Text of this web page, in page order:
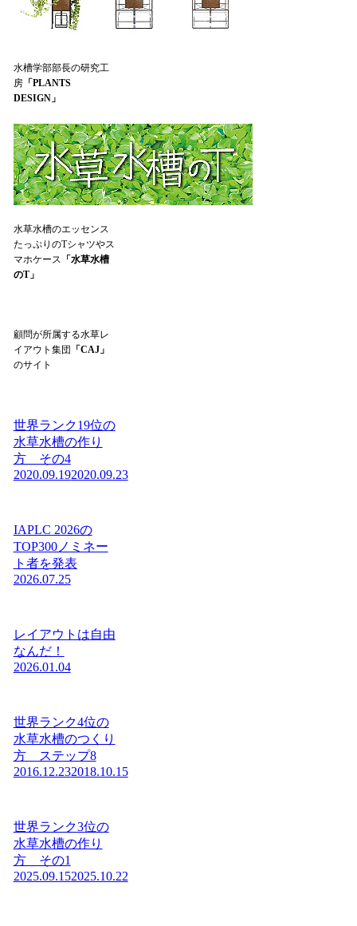
水槽学部部長の研究工
房「PLANTS
DESIGN」
水草水槽のエッセンス
たっぷりのTシャツやス
マホケース 「水草水槽
のT」
顧問が所属する水草レ
イアウト集団
「CAJ」
のサイト
世界ランク19位の
水草水槽の作り
方 その4
2020.09.192020.09.23
IAPLC 2026の
TOP300ノミネー
ト者を発表
2026.07.25
レイアウトは自由
なんだ！
2026.01.04
世界ランク4位の
水草水槽のつくり
方 ステップ8
2016.12.232018.10.15
世界ランク3位の
水草水槽の作り
方 その1
2025.09.152025.10.22